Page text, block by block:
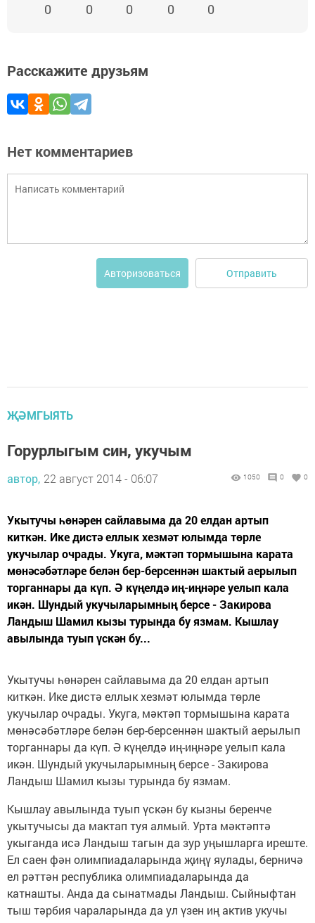
0 0 0 0 0
Расскажите друзьям
Нет комментариев
Авторизоваться Отправить
ҖӘМГЫЯТЬ
Горурлыгым син, укучым
автор, 22 август 2014 - 06:07 1050 0 0
Укытучы һөнәрен сайлавыма да 20 елдан артып
киткән. Ике дистә еллык хезмәт юлымда төрле
укучылар очрады. Укуга, мәктәп тормышына карата
мөнәсәбәтләре белән бер-берсеннән шактый аерылып
торганнары да күп. Ә күңелдә иң-иңнәре уелып кала
икән. Шундый укучыларымның берсе - Закирова
Ландыш Шамил кызы турында бу язмам. Кышлау
авылында туып үскән бу...
Укытучы һөнәрен сайлавыма да 20 елдан артып
киткән. Ике дистә еллык хезмәт юлымда төрле
укучылар очрады. Укуга, мәктәп тормышына карата
мөнәсәбәтләре белән бер-берсеннән шактый аерылып
торганнары да күп. Ә күңелдә иң-иңнәре уелып кала
икән. Шундый укучыларымның берсе - Закирова
Ландыш Шамил кызы турында бу язмам.
Кышлау авылында туып үскән бу кызны беренче
укытучысы да мактап туя алмый. Урта мәктәптә
укыганда исә Ландыш тагын да зур уңышларга иреште.
Ел саен фән олимпиадаларында җиңү яулады, берничә
ел рәттән республика олимпиадаларында да
катнашты. Анда да сынатмады Ландыш. Сыйныфтан
тыш тәрбия чараларында да ул үзен иң актив укучы